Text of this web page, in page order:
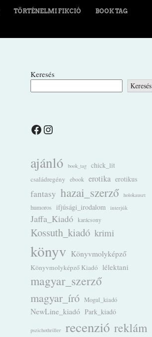
TÖRTÉNELMI FIKCIÓ BOOK TAG
Keresés
Keresés
Facebook Instagram
ajánló book_tag
chick_lit
családregény
ebook erotika erotikus
fantasy hazai_szerző holokauszt
humoros ifjúsági_irodalom interjúk
Jaffa_Kiadó karácsony
Kossuth_kiadó krimi
könyv Könyvmolyképző
Könyvmolyképző Kiadó lélektani
magyar_szerző
magyar_író Mogul_kiadó
NewLine_kiadó Park_kiadó
pszichothriller recenzió reklám